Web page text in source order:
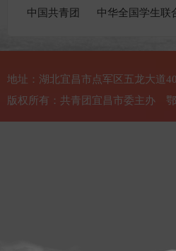
中国共青团 中华全国学生联
地址：湖北宜昌市点军区五龙大道
版权所有：共青团宜昌市委主办